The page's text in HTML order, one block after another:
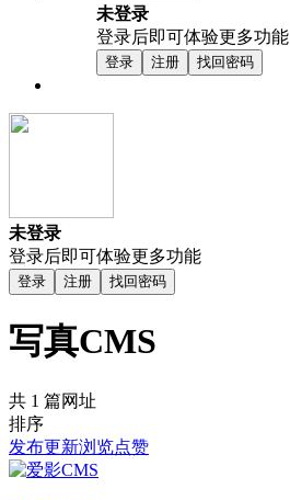
未登录
登录后即可体验更多功能
登录 注册 找回密码
未登录
登录后即可体验更多功能
登录 注册 找回密码
写真CMS
共 1 篇网址
排序
发布更新浏览点赞